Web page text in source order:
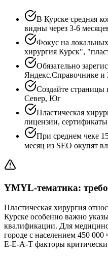
В Курске средняя
видны через 3-6
Фокус на
хирургия Курск",
Обязательно
Яндекс.Справочнике
Создайте
Север, Юг
Пластическая
лицензии,
При среднем чеке
месяц из SEO окупят
YMYL-тематика:
Пластическая хирургия
Курске особенно важно
квалификации. Для
городе с населением 450
E-E-A-T факторы